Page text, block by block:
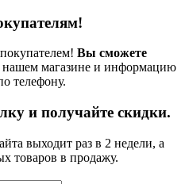
Вы сможете
нашем магазине и информацию
телефону.
и получайте скидки.
выходит раз в 2 недели, а
товаров в продажу.